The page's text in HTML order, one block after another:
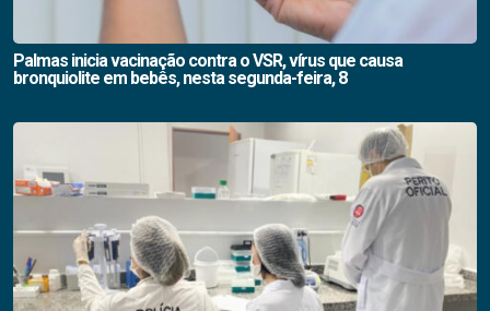
Palmas inicia vacinação contra o VSR, vírus que causa
bronquiolite em bebês, nesta segunda-feira, 8